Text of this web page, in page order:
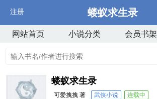
注册 蝼蚁求生录
网站首页 小说分类 会员书架
蝼蚁求生录
可爱拽拽 著 武侠小说
连载中